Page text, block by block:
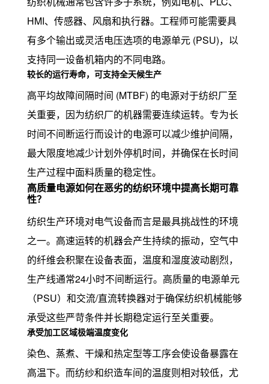
HMI、传感器、风扇和执行器。工程师可能需要具
有多个输出或灵活电压选项的电源单元 (PSU)，以
支持同一设备机箱内的不同电路。
较长的运行寿命，可支持全天候生产
高平均故障间隔时间 (MTBF) 的电源对于纺织厂至
关重要，因为纺织厂的机器需要连续运转。专为长
时间不间断运行而设计的电源可以减少维护间隔，
最大限度地减少计划外停机时间，并确保在长时间
生产过程中面料质量的稳定性。
高质量电源如何在恶劣的纺织环境中提高长期可靠
性？
纺织生产环境对电气设备而言是最具挑战性的环境
之一。高速运转的机器会产生持续的振动，空气中
的纤维会积聚在设备表面，温度和湿度波动剧烈，
生产线通常24小时不间断运行。高质量的电源单元
（PSU）和交流/直流转换器对于确保纺织机械能够
承受这些严苛条件并长期稳定运行至关重要。
承受加工区域极端温度变化
染色、蒸煮、干燥和热定型等工序会使设备暴露在
高温下。而纺纱和织造车间的温度则相对较低，尤